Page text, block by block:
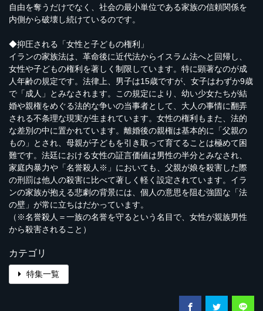
自由を奪うだけでなく、社会の最小単位である家族の信頼関係を
内側から破壊し続けているのです。
◆抑圧される「女性と子どもの権利」
イランの家族法は、革命後に近代法からイスラム法へと回帰し、
女性や子どもの権利を著しく制限しています。特に顕著なのが成
人年齢の規定です。法律上、男子は15歳ですが、女子はわずか9歳
で「成人」とみなされます。この規定により、幼い少女たちが結
婚や親権をめぐる法的な争いの当事者として、大人の事情に翻弄
される不条理な現実が生まれています。女性の権利もまた、法的
な差別の中に置かれています。離婚後の親権は基本的に「父親の
もの」とされ、母親が子どもを引き取って育てることは極めて困
難です。法廷における女性の証言価値は男性の半分とみなされ、
家庭内暴力や「名誉殺人※」においても、父親が娘を殺害した際
の刑罰は他人の殺害に比べて著しく軽く設定されています。イラ
ンの家族が抱える悲劇の背景には、個人の意思を阻む強固な「法
の壁」が常に立ちはだかっています。
（※名誉殺人＝一族の名誉を守るという名目で、女性が親族男性
から殺害されること）
カテゴリ
特集一覧